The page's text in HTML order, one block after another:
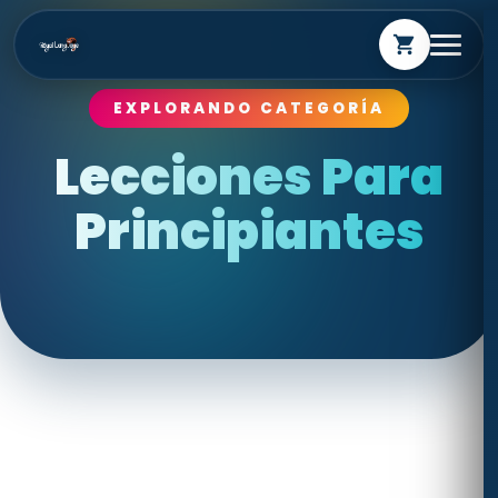
shopping_cart
EXPLORANDO CATEGORÍA
Lecciones Para
Principiantes